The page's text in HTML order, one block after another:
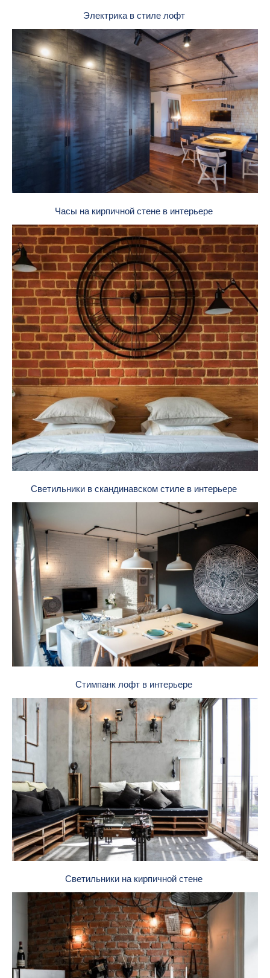
Электрика в стиле лофт
Часы на кирпичной стене в интерьере
Светильники в скандинавском стиле в интерьере
Стимпанк лофт в интерьере
Светильники на кирпичной стене